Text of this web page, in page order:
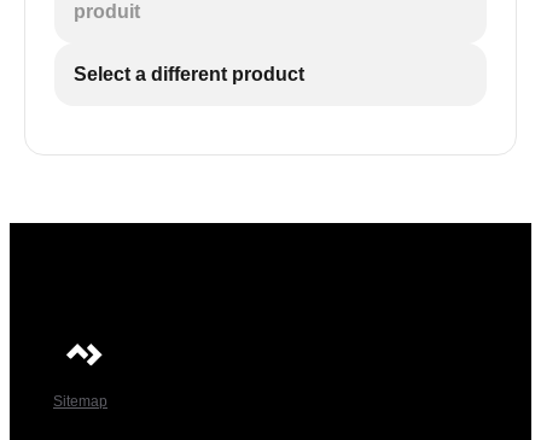
produit
Select a different product
Sitemap